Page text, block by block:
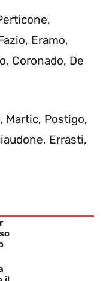
Eramo,
Coronado, De
Martic, Postigo,
Errasti,